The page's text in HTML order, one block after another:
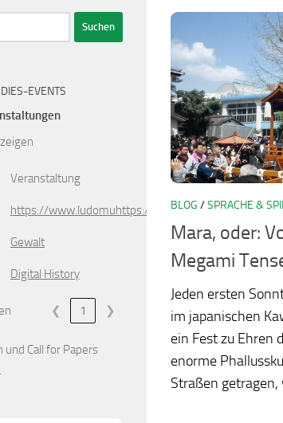
BLOG /SPRACHE &
Mara, oder:
Megami
Jeden ersten
im japanischen
ein Fest zu Ehren
enorme
Straßen getragen,
EVENTS
Veranstaltung
https://www.ludomuhttps://
Gewalt
Digital History
❮ 1 ❯
Call for Papers